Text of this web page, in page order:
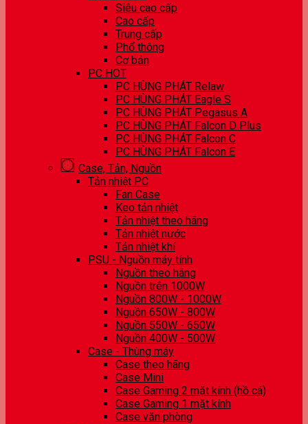
Siêu cao cấp
Cao cấp
Trung cấp
Phổ thông
Cơ bản
PC HOT
PC HÙNG PHÁT Relaw
PC HÙNG PHÁT Eagle S
PC HÙNG PHÁT Pegasus A
PC HÙNG PHÁT Falcon D Plus
PC HÙNG PHÁT Falcon C
PC HÙNG PHÁT Falcon E
Case, Tản, Nguồn
Tản nhiệt PC
Fan Case
Keo tản nhiệt
Tản nhiệt theo hãng
Tản nhiệt nước
Tản nhiệt khí
PSU - Nguồn máy tính
Nguồn theo hãng
Nguồn trên 1000W
Nguồn 800W - 1000W
Nguồn 650W - 800W
Nguồn 550W - 650W
Nguồn 400W - 500W
Case - Thùng máy
Case theo hãng
Case Mini
Case Gaming 2 mặt kính (hồ cá)
Case Gaming 1 mặt kính
Case văn phòng